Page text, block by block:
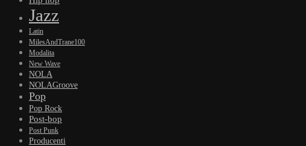
Jazz
Latin
MilesAndTrane100
Modalita
New Wave
NOLA
NOLAGroove
Pop
Pop Rock
Post-bop
Post Punk
Producenti